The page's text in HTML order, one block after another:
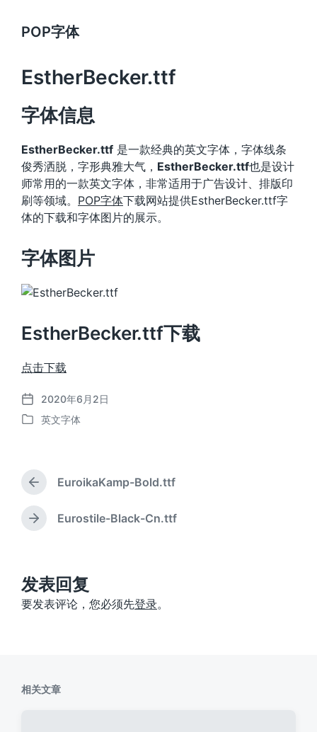
POP字体
EstherBecker.ttf
字体信息
EstherBecker.ttf 是一款经典的英文字体，字体线条
俊秀洒脱，字形典雅大气， EstherBecker.ttf也是设计
师常用的一款英文字体，非常适用于广告设计、排版印
刷等领域。 POP字体下载网站提供EstherBecker.ttf字
体的下载和字体图片的展示。
字体图片
EstherBecker.ttf下载
点击下载
发
布
2020年6月2日
发
英文字体
上
篇
文
章
EuroikaKamp-Bold.ttf
下
：
Eurostile-Black-Cn.ttf
发表回复
要发表评论，您必须先登录。
相关文章